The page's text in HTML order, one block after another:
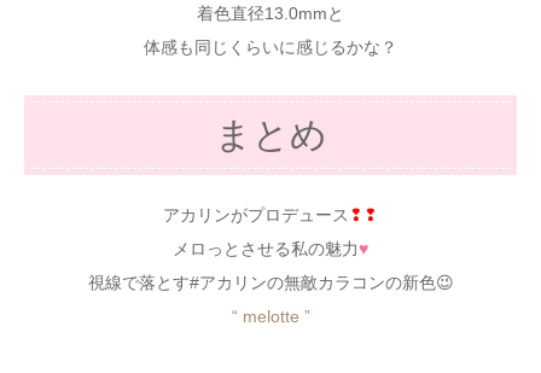
着色直径13.0mmと
体感も同じくらいに感じるかな？
まとめ
アカリンがプロデュース ❢❢
メロっとさせる私の魅力♥
視線で落とす#アカリンの無敵カラコンの新色😉
“ melotte ”